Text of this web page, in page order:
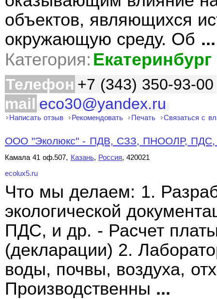
объектов, являющихся
окружающую среду. Об ...
Категория: Екатеринбург
Телефон +7 (343) 350-93-00
mail eco30@yandex.ru
Написать отзыв Рекомендовать Печать Связаться с
ООО "Эколюкс" - ПДВ, СЗЗ, ПНООЛР, ПДС,
Камала 41 оф.507, Казань, Россия, 420021
ecolux5.ru
Что мы делаем: 1.
экологической
ПДС, и др. - Расчет
(декларации) 2.
воды, почвы, воздуха,
Производственны ...